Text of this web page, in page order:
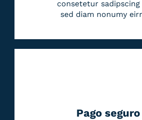
consetetur
sed diam nonumy
Pago seguro